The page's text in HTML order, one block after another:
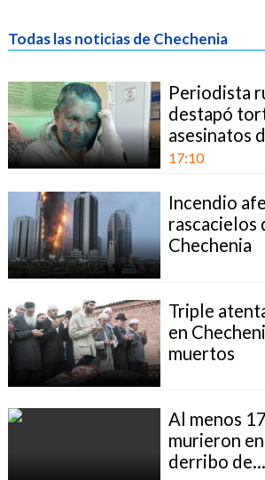
Todas las noticias de Chechenia
Periodista
destapó
asesinatos
17:10
Incendio
rascacielos
Chechenia
Triple
en
muertos
Al menos
murieron
derribo de...